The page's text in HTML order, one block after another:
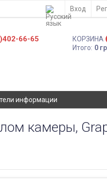
Вход
66-65 КОРЗИНА
Итого: 0
информации
камеры,